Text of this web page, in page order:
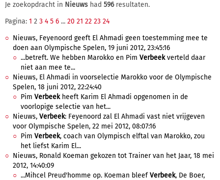
Je zoekopdracht in Nieuws had 596resultaten.
Pagina: 1 2 3 4 5 6 ... 20 21 22 23 24
Nieuws, Feyenoord geeft El Ahmadi geen toestemming mee te
doen aan Olympische Spelen, 19 juni 2012, 23:45:16
...betreft. We hebben Marokko en Pim Verbeekverteld daar
niet aan mee te...
Nieuws, El Ahmadi in voorselectie Marokko voor de Olympische
Spelen, 18 juni 2012, 22:24:40
Pim Verbeekheeft Karim El Ahmadi opgenomen in de
voorlopige selectie van het...
Nieuws, Verbeek: Feyenoord zal El Ahmadi vast niet vrijgeven
voor Olympische Spelen, 22 mei 2012, 08:07:16
Pim Verbeek, coach van Olympisch elftal van Marokko, zou
het liefst Karim El...
Nieuws, Ronald Koeman gekozen tot Trainer van het Jaar, 18 mei
2012, 14:40:09
...Mihcel Preud'homme op. Koeman bleefVerbeek, De Boer,